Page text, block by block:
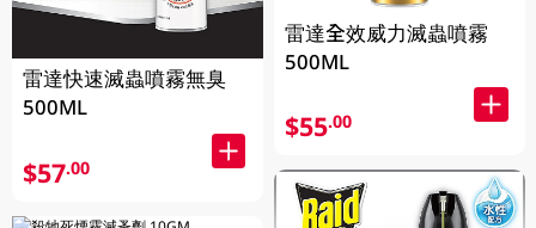
雷達快速滅蟲噴霧無臭
500ML
$57.00
雷達全效威力滅蟲噴霧
500ML
$55.00